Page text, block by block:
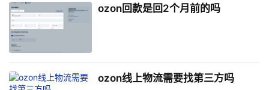
ozon回款是回2个月前的吗
ozon线上物流需要找第三方吗